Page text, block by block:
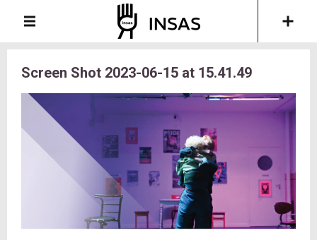
Screen Shot 2023-06-15 at 15.41.49